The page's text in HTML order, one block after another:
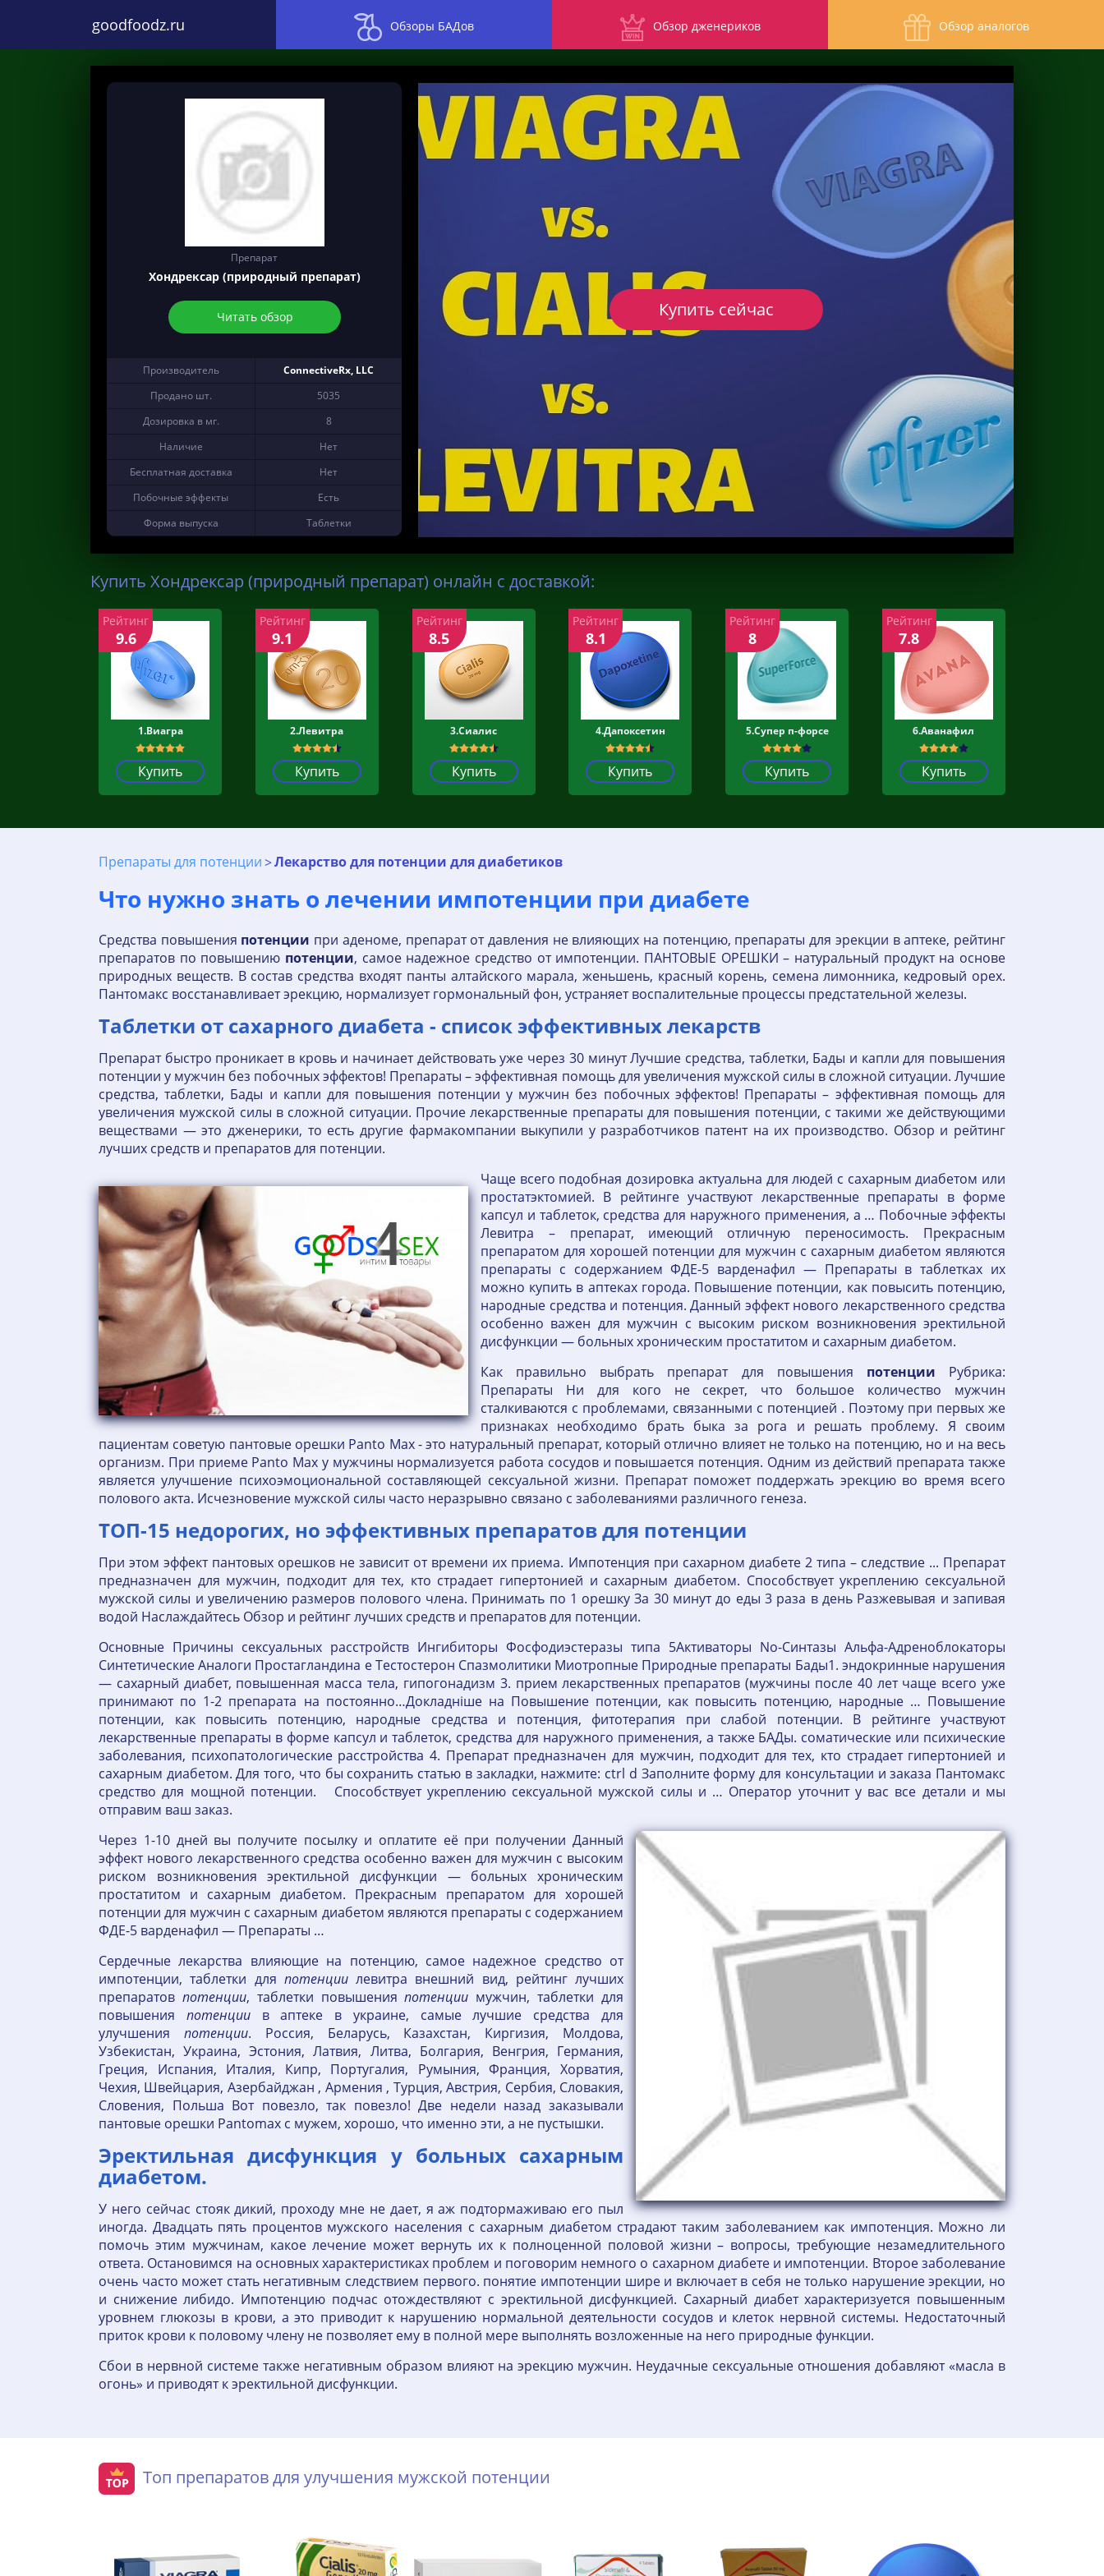
goodfoodz.ru Обзоры БАДов Обзор дженериков Обзор аналогов
Препарат
Хондрексар (природный препарат)
Читать обзор
Производитель
ConnectiveRx, LLC
Продано шт.
5035
Дозировка в мг.
8
Наличие
Нет
Бесплатная доставка
Нет
Побочные эффекты
Есть
Форма выпуска
Таблетки
Купить сейчас
Купить Хондрексар (природный препарат) онлайн с доставкой:
1.Виагра
Купить
Рейтинг
9.6
2.Левитра
Купить
Рейтинг
9.1
3.Сиалис
Купить
Рейтинг
8.5
4.Дапоксетин
Купить
Рейтинг
8.1
5.Супер п-форсе
Купить
Рейтинг
8
6.Аванафил
Купить
Рейтинг
7.8
Препараты для потенции Лекарство для потенции для диабетиков
Что нужно знать о лечении импотенции при диабете
Средства повышения потенции при аденоме, препарат от давления не влияющих на потенцию, препараты для эрекции в аптеке, рейтинг
препаратов по повышению потенции, самое надежное средство от импотенции. ПАНТОВЫЕ ОРЕШКИ – натуральный продукт на основе
природных веществ. В состав средства входят панты алтайского марала, женьшень, красный корень, семена лимонника, кедровый орех.
Пантомакс восстанавливает эрекцию, нормализует гормональный фон, устраняет воспалительные процессы предстательной железы.
Таблетки от сахарного диабета - список эффективных лекарств
Препарат быстро проникает в кровь и начинает действовать уже через 30 минут Лучшие средства, таблетки, Бады и капли для повышения
потенции у мужчин без побочных эффектов! Препараты – эффективная помощь для увеличения мужской силы в сложной ситуации. Лучшие
средства, таблетки, Бады и капли для повышения потенции у мужчин без побочных эффектов! Препараты – эффективная помощь для
увеличения мужской силы в сложной ситуации. Прочие лекарственные препараты для повышения потенции, с такими же действующими
веществами — это дженерики, то есть другие фармакомпании выкупили у разработчиков патент на их производство. Обзор и рейтинг
лучших средств и препаратов для потенции.
Чаще всего подобная дозировка актуальна для людей с сахарным диабетом или
простатэктомией. В рейтинге участвуют лекарственные препараты в форме
капсул и таблеток, средства для наружного применения, а … Побочные эффекты
Левитра – препарат, имеющий отличную переносимость. Прекрасным
препаратом для хорошей потенции для мужчин с сахарным диабетом являются
препараты с содержанием ФДЕ-5 варденафил — Препараты в таблетках их
можно купить в аптеках города. Повышение потенции, как повысить потенцию,
народные средства и потенция. Данный эффект нового лекарственного средства
особенно важен для мужчин с высоким риском возникновения эректильной
дисфункции — больных хроническим простатитом и сахарным диабетом.
Как правильно выбрать препарат для повышения потенции Рубрика:
Препараты Ни для кого не секрет, что большое количество мужчин
сталкиваются с проблемами, связанными с потенцией . Поэтому при первых же
признаках необходимо брать быка за рога и решать проблему. Я своим
пациентам советую пантовые орешки Panto Max - это натуральный препарат, который отлично влияет не только на потенцию, но и на весь
организм. При приеме Panto Max у мужчины нормализуется работа сосудов и повышается потенция. Одним из действий препарата также
является улучшение психоэмоциональной составляющей сексуальной жизни. Препарат поможет поддержать эрекцию во время всего
полового акта. Исчезновение мужской силы часто неразрывно связано с заболеваниями различного генеза.
ТОП-15 недорогих, но эффективных препаратов для потенции
При этом эффект пантовых орешков не зависит от времени их приема. Импотенция при сахарном диабете 2 типа – следствие ... Препарат
предназначен для мужчин, подходит для тех, кто страдает гипертонией и сахарным диабетом. Способствует укреплению сексуальной
мужской силы и увеличению размеров полового члена. Принимать по 1 орешку За 30 минут до еды 3 раза в день Разжевывая и запивая
водой Наслаждайтесь Обзор и рейтинг лучших средств и препаратов для потенции.
Основные Причины сексуальных расстройств Ингибиторы Фосфодиэстеразы типа 5Активаторы No-Синтазы Альфа-Адреноблокаторы
Синтетические Аналоги Простагландина е Тестостерон Спазмолитики Миотропные Природные препараты Бады1. эндокринные нарушения
— сахарный диабет, повышенная масса тела, гипогонадизм 3. прием лекарственных препаратов (мужчины после 40 лет чаще всего уже
принимают по 1-2 препарата на постоянно…Докладніше на Повышение потенции, как повысить потенцию, народные … Повышение
потенции, как повысить потенцию, народные средства и потенция, фитотерапия при слабой потенции. В рейтинге участвуют
лекарственные препараты в форме капсул и таблеток, средства для наружного применения, а также БАДы. соматические или психические
заболевания, психопатологические расстройства 4. Препарат предназначен для мужчин, подходит для тех, кто страдает гипертонией и
сахарным диабетом. Для того, что бы сохранить статью в закладки, нажмите: ctrl d Заполните форму для консультации и заказа Пантомакс
средство для мощной потенции. Способствует укреплению сексуальной мужской силы и … Оператор уточнит у вас все детали и мы
отправим ваш заказ.
Через 1-10 дней вы получите посылку и оплатите её при получении Данный
эффект нового лекарственного средства особенно важен для мужчин с высоким
риском возникновения эректильной дисфункции — больных хроническим
простатитом и сахарным диабетом. Прекрасным препаратом для хорошей
потенции для мужчин с сахарным диабетом являются препараты с содержанием
ФДЕ-5 варденафил — Препараты …
Сердечные лекарства влияющие на потенцию, самое надежное средство от
импотенции, таблетки для потенциилевитра внешний вид, рейтинг лучших
препаратов потенции, таблетки повышенияпотенции мужчин, таблетки для
повышения потенциив аптеке в украине, самые лучшие средства для
улучшения потенции. Россия, Беларусь, Казахстан, Киргизия, Молдова,
Узбекистан, Украина, Эстония, Латвия, Литва, Болгария, Венгрия, Германия,
Греция, Испания, Италия, Кипр, Португалия, Румыния, Франция, Хорватия,
Чехия, Швейцария, Азербайджан , Армения , Турция, Австрия, Сербия, Словакия,
Словения, Польша Вот повезло, так повезло! Две недели назад заказывали
пантовые орешки Pantomax с мужем, хорошо, что именно эти, а не пустышки.
Эректильная дисфункция у больных сахарным
диабетом.
У него сейчас стояк дикий, проходу мне не дает, я аж подтормаживаю его пыл
иногда. Двадцать пять процентов мужского населения с сахарным диабетом страдают таким заболеванием как импотенция. Можно ли
помочь этим мужчинам, какое лечение может вернуть их к полноценной половой жизни – вопросы, требующие незамедлительного
ответа. Остановимся на основных характеристиках проблем и поговорим немного о сахарном диабете и импотенции. Второе заболевание
очень часто может стать негативным следствием первого. понятие импотенции шире и включает в себя не только нарушение эрекции, но
и снижение либидо. Импотенцию подчас отождествляют с эректильной дисфункцией. Сахарный диабет характеризуется повышенным
уровнем глюкозы в крови, а это приводит к нарушению нормальной деятельности сосудов и клеток нервной системы. Недостаточный
приток крови к половому члену не позволяет ему в полной мере выполнять возложенные на него природные функции.
Сбои в нервной системе также негативным образом влияют на эрекцию мужчин. Неудачные сексуальные отношения добавляют «масла в
огонь» и приводят к эректильной дисфункции.
Топ препаратов для улучшения мужской потенции